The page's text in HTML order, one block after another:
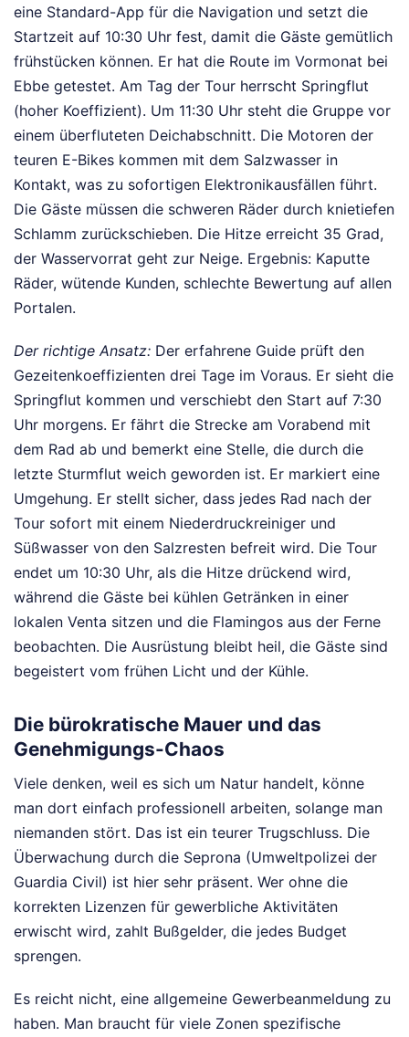
eine Standard-App für die Navigation und setzt die
Startzeit auf 10:30 Uhr fest, damit die Gäste gemütlich
frühstücken können. Er hat die Route im Vormonat bei
Ebbe getestet. Am Tag der Tour herrscht Springflut
(hoher Koeffizient). Um 11:30 Uhr steht die Gruppe vor
einem überfluteten Deichabschnitt. Die Motoren der
teuren E-Bikes kommen mit dem Salzwasser in
Kontakt, was zu sofortigen Elektronikausfällen führt.
Die Gäste müssen die schweren Räder durch knietiefen
Schlamm zurückschieben. Die Hitze erreicht 35 Grad,
der Wasservorrat geht zur Neige. Ergebnis: Kaputte
Räder, wütende Kunden, schlechte Bewertung auf allen
Portalen.
Der richtige Ansatz: Der erfahrene Guide prüft den
Gezeitenkoeffizienten drei Tage im Voraus. Er sieht die
Springflut kommen und verschiebt den Start auf 7:30
Uhr morgens. Er fährt die Strecke am Vorabend mit
dem Rad ab und bemerkt eine Stelle, die durch die
letzte Sturmflut weich geworden ist. Er markiert eine
Umgehung. Er stellt sicher, dass jedes Rad nach der
Tour sofort mit einem Niederdruckreiniger und
Süßwasser von den Salzresten befreit wird. Die Tour
endet um 10:30 Uhr, als die Hitze drückend wird,
während die Gäste bei kühlen Getränken in einer
lokalen Venta sitzen und die Flamingos aus der Ferne
beobachten. Die Ausrüstung bleibt heil, die Gäste sind
begeistert vom frühen Licht und der Kühle.
Die bürokratische Mauer und das
Genehmigungs-Chaos
Viele denken, weil es sich um Natur handelt, könne
man dort einfach professionell arbeiten, solange man
niemanden stört. Das ist ein teurer Trugschluss. Die
Überwachung durch die Seprona (Umweltpolizei der
Guardia Civil) ist hier sehr präsent. Wer ohne die
korrekten Lizenzen für gewerbliche Aktivitäten
erwischt wird, zahlt Bußgelder, die jedes Budget
sprengen.
Es reicht nicht, eine allgemeine Gewerbeanmeldung zu
haben. Man braucht für viele Zonen spezifische